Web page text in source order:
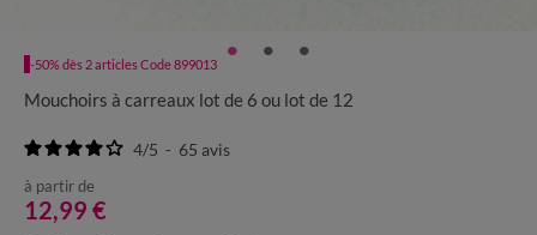
-50% dès 2 articles Code 899013
Mouchoirs à carreaux lot de 6 ou lot de 12
4/5 - 65 avis
à partir de
12,99 €